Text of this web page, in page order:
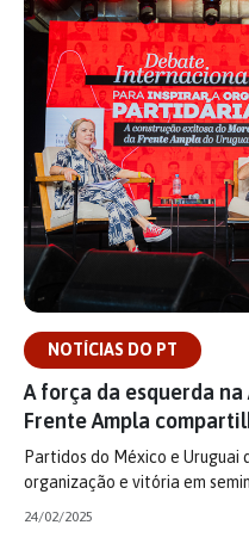
NOTÍCIAS DO PT
A força da esquerda
Frente Ampla
Partidos do México e
organização e vitória em
24/02/2025